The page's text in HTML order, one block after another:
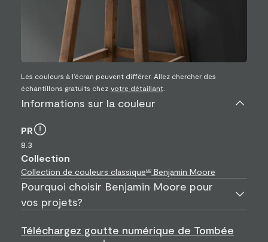
Les couleurs à l’écran peuvent différer. Allez chercher des
échantillons gratuits chez votre détaillant
Informations sur la couleur
PR
8.3
Collection
Collection de couleurs classiqueMD Benjamin Moore
Pourquoi choisir Benjamin Moore pour
vos projets?
Téléchargez goutte numérique de Tombée